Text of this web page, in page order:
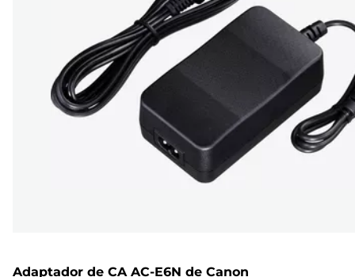
Adaptador de CA AC-E6N de Canon